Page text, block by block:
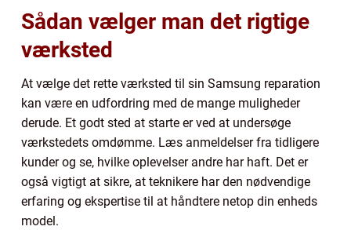
Sådan vælger man det rigtige
værksted
At vælge det rette værksted til sin Samsung reparation
kan være en udfordring med de mange muligheder
derude. Et godt sted at starte er ved at undersøge
værkstedets omdømme. Læs anmeldelser fra tidligere
kunder og se, hvilke oplevelser andre har haft. Det er
også vigtigt at sikre, at teknikere har den nødvendige
erfaring og ekspertise til at håndtere netop din enheds
model.